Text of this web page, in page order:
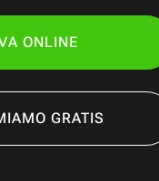
ONLINE
GRATIS